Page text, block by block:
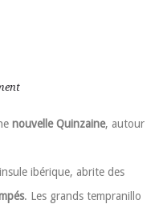
nouvelle Quinzaine, autour
ibérique, abrite des
. Les grands tempranillo